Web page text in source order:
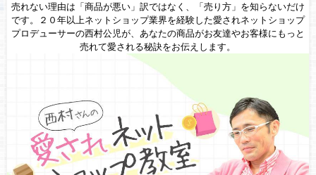
売れない理由は「商品が悪い」訳ではなく、「売り方」を知らないだけ
です。２０年以上ネットショップ業界を経験した愛されネットショップ
プロデューサーの西村公児が、あなたの商品がお友達やお客様にもっと
売れて愛される秘訣をお伝えします。